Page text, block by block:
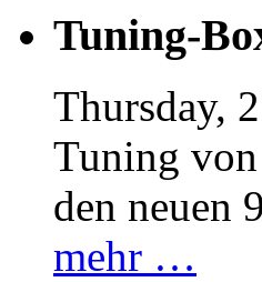
Tuning-
Thursday,
Tuning
den neuen
mehr …